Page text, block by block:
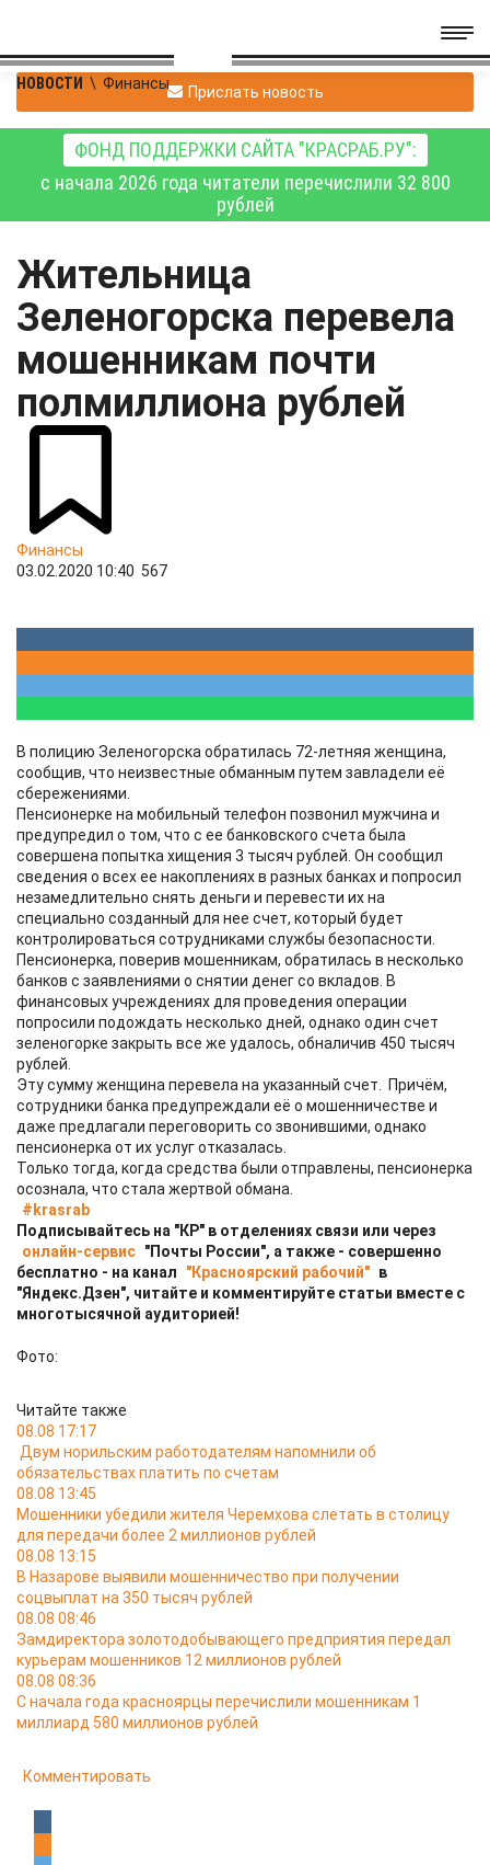
НОВОСТИ \ Финансы Прислать новость
ФОНД ПОДДЕРЖКИ САЙТА "КРАСРАБ.РУ":
с начала 2026 года читатели перечислили 32 800
рублей
Жительница
Зеленогорска перевела
мошенникам почти
полмиллиона рублей
Финансы
03.02.2020 10:40 567
В полицию Зеленогорска обратилась 72-летняя женщина,
сообщив, что неизвестные обманным путем завладели её
сбережениями.
Пенсионерке на мобильный телефон позвонил мужчина и
предупредил о том, что с ее банковского счета была
совершена попытка хищения 3 тысяч рублей. Он сообщил
сведения о всех ее накоплениях в разных банках и попросил
незамедлительно снять деньги и перевести их на
специально созданный для нее счет, который будет
контролироваться сотрудниками службы безопасности.
Пенсионерка, поверив мошенникам, обратилась в несколько
банков с заявлениями о снятии денег со вкладов. В
финансовых учреждениях для проведения операции
попросили подождать несколько дней, однако один счет
зеленогорке закрыть все же удалось, обналичив 450 тысяч
рублей.
Эту сумму женщина перевела на указанный счет. Причём,
сотрудники банка предупреждали её о мошенничестве и
даже предлагали переговорить со звонившими, однако
пенсионерка от их услуг отказалась.
Только тогда, когда средства были отправлены, пенсионерка
осознала, что стала жертвой обмана.
#krasrab
Подписывайтесь на "КР" в отделениях связи или через
онлайн-сервис "Почты России", а также - совершенно
бесплатно - на канал
"Красноярский рабочий" в
"Яндекс.Дзен", читайте и комментируйте статьи вместе с
многотысячной аудиторией!
Фото:
Читайте также
08.08 17:17
Двум норильским работодателям напомнили об
обязательствах платить по счетам
08.08 13:45
Мошенники убедили жителя Черемхова слетать в столицу
для передачи более 2 миллионов рублей
08.08 13:15
В Назарове выявили мошенничество при получении
соцвыплат на 350 тысяч рублей
08.08 08:46
Замдиректора золотодобывающего предприятия передал
курьерам мошенников 12 миллионов рублей
08.08 08:36
С начала года красноярцы перечислили мошенникам 1
миллиард 580 миллионов рублей
Комментировать